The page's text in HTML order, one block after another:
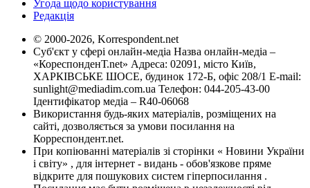
Угода щодо користування
Редакція
© 2000-2026, Korrespondent.net
Суб'єкт у сфері онлайн-медіа Назва онлайн-медіа –
«КореспонденТ.net» Адреса: 02091, місто Київ,
ХАРКІВСЬКЕ ШОСЕ, будинок 172-Б, офіс 208/1 E-mail:
sunlight@mediadim.com.ua Телефон: 044-205-43-00
Ідентифікатор медіа – R40-06068
Використання будь-яких матеріалів, розміщених на
сайті, дозволяється за умови посилання на
Корреспондент.net.
При копіюванні матеріалів зі сторінки « Новини України
і світу» , для інтернет - видань - обов'язкове пряме
відкрите для пошукових систем гіперпосилання .